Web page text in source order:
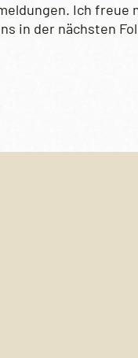
Ich
in der nächsten